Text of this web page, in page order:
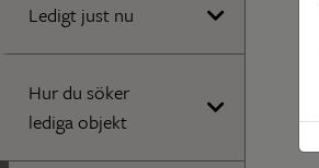
Ledigt just nu
Hur du söker
lediga objekt